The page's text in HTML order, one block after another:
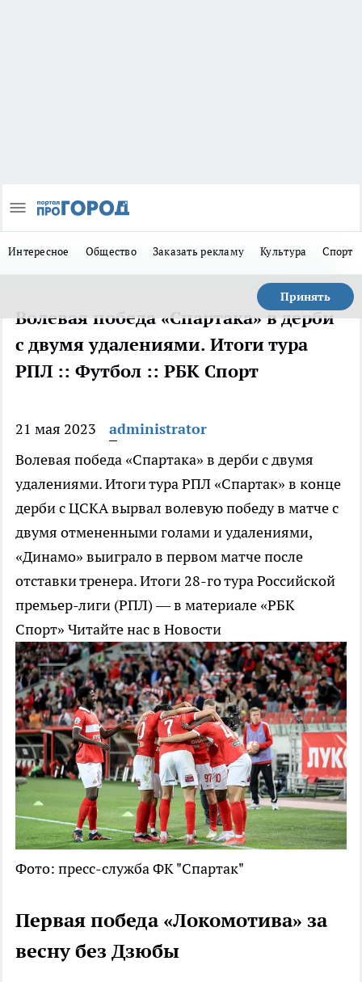
Интересное Общество Заказать рекламу Культура Спорт
Принять
Волевая победа «Спартака» в дерби
с двумя удалениями. Итоги тура
РПЛ :: Футбол :: РБК Спорт
21 мая 2023
administrator
Волевая победа «Спартака» в дерби с двумя
удалениями. Итоги тура РПЛ «Спартак» в конце
дерби с ЦСКА вырвал волевую победу в матче с
двумя отмененными голами и удалениями,
«Динамо» выиграло в первом матче после
отставки тренера. Итоги 28-го тура Российской
премьер-лиги (РПЛ) — в материале «РБК
Спорт» Читайте нас в Новости
Фото: пресс-служба ФК "Спартак"
Первая победа «Локомотива» за
весну без Дзюбы